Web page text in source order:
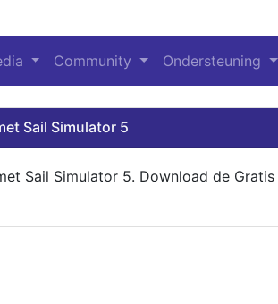
Community Ondersteuning
Sail Simulator 5
Sail Simulator 5. Download de Gratis